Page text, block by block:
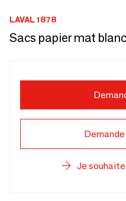
LAVAL 1878
Sacs papier mat blanc
Je